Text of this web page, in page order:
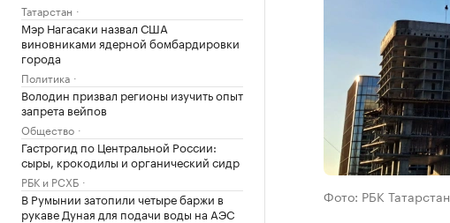
Татарстан
Мэр Нагасаки назвал США
виновниками ядерной бомбардировки
города
Политика
Володин призвал регионы изучить опыт
запрета вейпов
Общество
Гастрогид по Центральной России:
сыры, крокодилы и органический сидр
РБК и РСХБ
В Румынии затопили четыре баржи в
рукаве Дуная для подачи воды на АЭС
Фото: РБК Татарстан